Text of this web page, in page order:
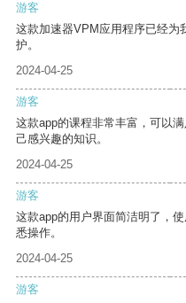
游客
这款加速器VPM应用程序已经为
护。
2024-04-25
游客
这款app的课程非常丰富，可以
己感兴趣的知识。
2024-04-25
游客
这款app的用户界面简洁明了，
悉操作。
2024-04-25
游客